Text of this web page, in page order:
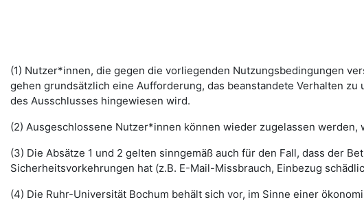
(1) Nutzer*innen, die gegen die vorliegenden Nutzungsbedingungen
gehen grundsätzlich eine Aufforderung, das beanstandete Verhalten
des Ausschlusses hingewiesen wird.
(2) Ausgeschlossene Nutzer*innen können wieder zugelassen
(3) Die Absätze 1 und 2 gelten sinngemäß auch für den Fall, dass der
Sicherheitsvorkehrungen hat (z.B. E-Mail-Missbrauch, Einbezug
(4) Die Ruhr-Universität Bochum behält sich vor, im Sinne einer